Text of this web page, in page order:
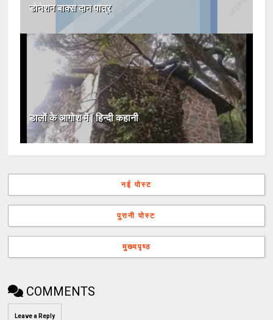
डोनेशन बाक्स दान पात्र
डालों के आगोश में | हिन्दी कहानी
नई पोस्ट
पुरानी पोस्ट
मुख्यपृष्ठ
COMMENTS
Leave a Reply